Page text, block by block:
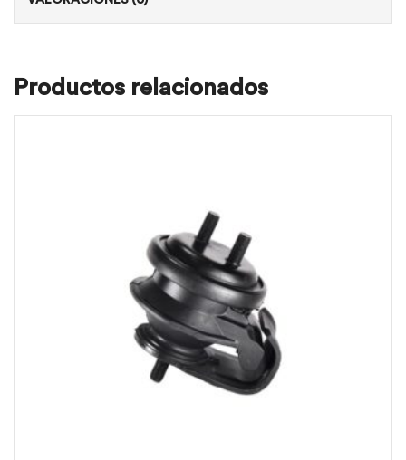
Productos relacionados